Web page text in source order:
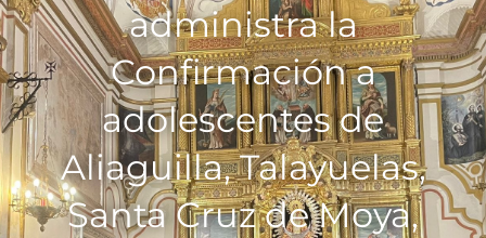
administra la
Confirmación a
adolescentes de
Aliaguilla, Talayuelas,
Santa Cruz de Moya,